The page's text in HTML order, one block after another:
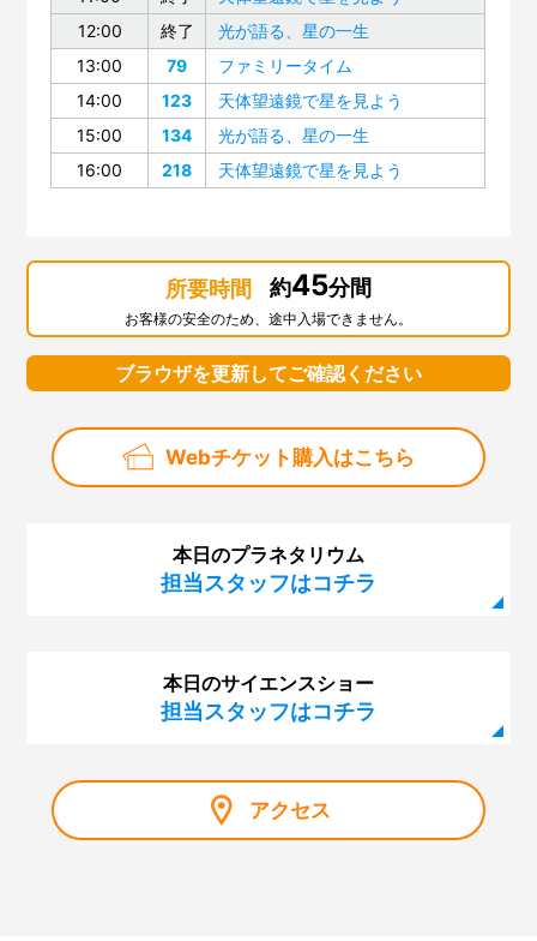
12:00
終了
光が語る、星の一生
13:00
79
ファミリータイム
14:00
123
天体望遠鏡で星を見よう
15:00
134
光が語る、星の一生
16:00
218 天体望遠鏡で星を見よう
所要時間 約45分間
お客様の安全のため、途中入場できません。
ブラウザを更新してご確認ください
Webチケット購入はこちら
本日のプラネタリウム
担当スタッフはコチラ
本日のサイエンスショー
担当スタッフはコチラ
アクセス